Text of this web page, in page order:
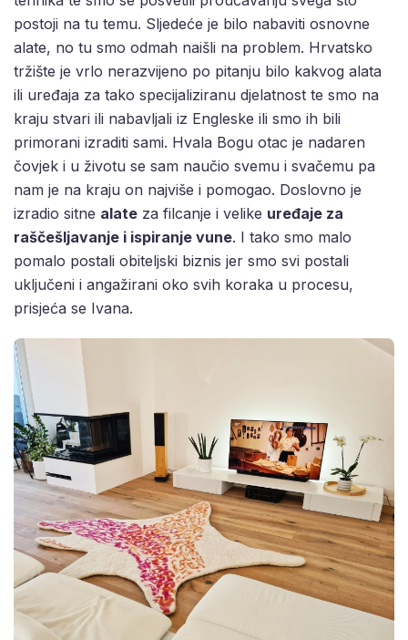
postoji na tu temu. Sljedeće je bilo nabaviti osnovne
alate, no tu smo odmah naišli na problem. Hrvatsko
tržište je vrlo nerazvijeno po pitanju bilo kakvog alata
ili uređaja za tako specijaliziranu djelatnost te smo na
kraju stvari ili nabavljali iz Engleske ili smo ih bili
primorani izraditi sami. Hvala Bogu otac je nadaren
čovjek i u životu se sam naučio svemu i svačemu pa
nam je na kraju on najviše i pomogao. Doslovno je
izradio sitne alate za filcanje i velike uređaje za
raščešljavanje i ispiranje vune. I tako smo malo
pomalo postali obiteljski biznis jer smo svi postali
uključeni i angažirani oko svih koraka u procesu,
prisjeća se Ivana.